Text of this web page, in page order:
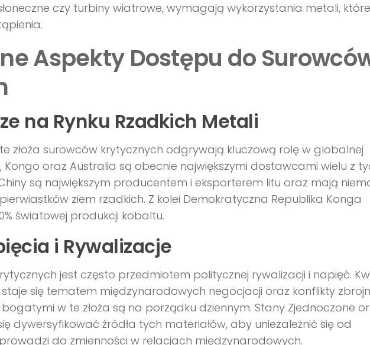
czy turbiny wiatrowe, wymagają wykorzystania metali, które
Aspekty Dostępu do
na Rynku Rzadkich Metali
złoża surowców krytycznych odgrywają kluczową rolę w globalnej
Kongo oraz Australia są obecnie największymi dostawcami wielu z
są największym producentem i eksporterem litu oraz mają
ziem rzadkich. Z kolei Demokratyczna Republika Konga
światowej produkcji kobaltu.
i Rywalizacje
jest często przedmiotem politycznej rywalizacji i napięć.
się tematem międzynarodowych negocjacji oraz konflikty
w te złoża są na porządku dziennym. Stany Zjednoczone
dywersyfikować źródła tych materiałów, aby uniezależnić się od
do zmienności w relacjach międzynarodowych.